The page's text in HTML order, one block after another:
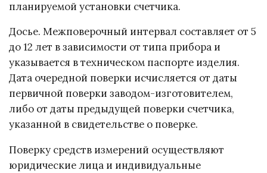
планируемой установки счетчика.
Досье. Межповерочный интервал составляет от 5
до 12 лет в зависимости от типа прибора и
указывается в техническом паспорте изделия.
Дата очередной поверки исчисляется от даты
первичной поверки заводом-изготовителем,
либо от даты предыдущей поверки счетчика,
указанной в свидетельстве о поверке.
Поверку средств измерений осуществляют
юридические лица и индивидуальные